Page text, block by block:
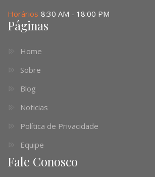
Horários 8:30 AM - 18:00 PM
Páginas
Home
Sobre
Blog
Noticias
Política de Privacidade
Equipe
Fale Conosco